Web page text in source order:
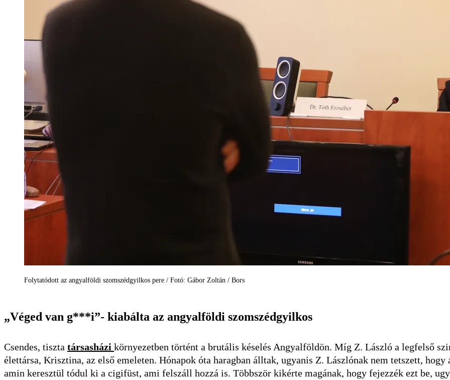
Folytatódott az angyalföldi szomszédgyilkos pere / Fotó: Gábor Zoltán / Bors
„Véged van g***i”- kiabálta az angyalföldi szomszédgyilkos
Csendes, tiszta társasházi környezetben történt a brutális késelés Angyalföldön. Míg Z. László a legfelső
élettársa, Krisztina, az első emeleten. Hónapok óta haragban álltak, ugyanis Z. Lászlónak nem tetszett,
amin keresztül tódul ki a cigifüst, ami felszáll hozzá is. Többször kikérte magának, hogy fejezzék ezt be,